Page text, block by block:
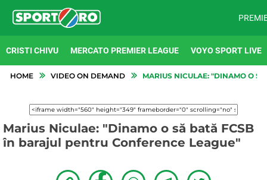
CRISTI CHIVU MERCATO PREMIER LEAGUE VOYO SPORT LIVE
HOME VIDEO ON DEMAND MARIUS NICULAE: "DINAMO O
Marius Niculae: "Dinamo o să bată FCSB
în barajul pentru Conference League"